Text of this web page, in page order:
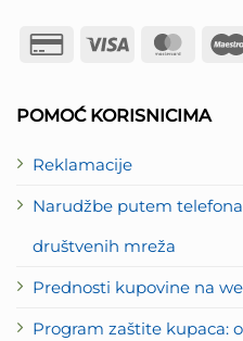
POMOĆ KORISNICIMA
Reklamacije
Narudžbe putem
društvenih mreža
Prednosti kupovine na
Program zaštite kupaca:
Credit
Visa